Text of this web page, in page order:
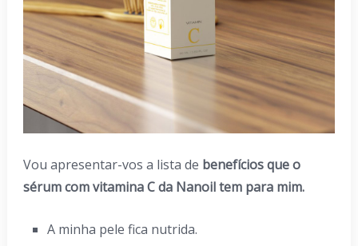
Vou apresentar-vos a lista de benefícios que o
sérum com vitamina C da Nanoil tem para mim.
A minha pele fica nutrida.